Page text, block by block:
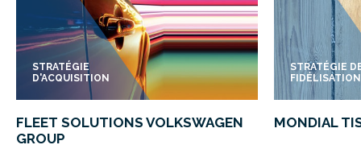
STRATÉGIE
D'ACQUISITION
FLEET SOLUTIONS VOLKSWAGEN
GROUP
STRATÉGIE
FIDÉLISATION
MONDIAL